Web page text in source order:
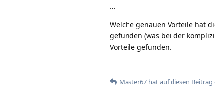
…
Welche genauen Vorteile hat
gefunden (was bei der
Vorteile gefunden.
Master67 hatauf diesen